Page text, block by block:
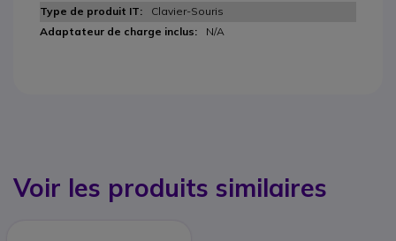
Clavier-Souris
N/A
Voir les produits similaires